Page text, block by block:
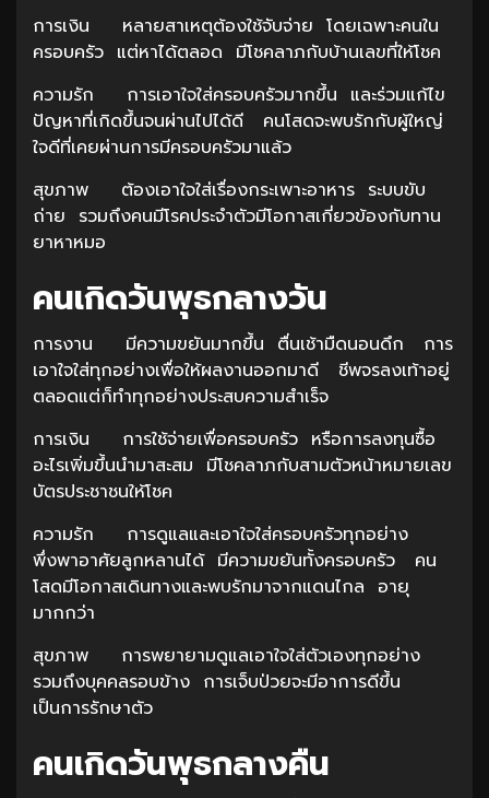
การเงิน หลายสาเหตุต้องใช้จับจ่าย โดยเฉพาะคนใน
ครอบครัว แต่หาได้ตลอด มีโชคลาภกับบ้านเลขที่ให้โชค
ความรัก การเอาใจใส่ครอบครัวมากขึ้น และร่วมแก้ไข
ปัญหาที่เกิดขึ้นจนผ่านไปได้ดี คนโสดจะพบรักกับผู้ใหญ่
ใจดีที่เคยผ่านการมีครอบครัวมาแล้ว
สุขภาพ ต้องเอาใจใส่เรื่องกระเพาะอาหาร ระบบขับ
ถ่าย รวมถึงคนมีโรคประจำตัวมีโอกาสเกี่ยวข้องกับทาน
ยาหาหมอ
คนเกิดวันพุธกลางวัน
การงาน มีความขยันมากขึ้น ตื่นเช้ามืดนอนดึก การ
เอาใจใส่ทุกอย่างเพื่อให้ผลงานออกมาดี ชีพจรลงเท้าอยู่
ตลอดแต่ก็ทำทุกอย่างประสบความสำเร็จ
การเงิน การใช้จ่ายเพื่อครอบครัว หรือการลงทุนซื้อ
อะไรเพิ่มขึ้นนำมาสะสม มีโชคลาภกับสามตัวหน้าหมายเลข
บัตรประชาชนให้โชค
ความรัก การดูแลและเอาใจใส่ครอบครัวทุกอย่าง
พึ่งพาอาศัยลูกหลานได้ มีความขยันทั้งครอบครัว คน
โสดมีโอกาสเดินทางและพบรักมาจากแดนไกล อายุ
มากกว่า
สุขภาพ การพยายามดูแลเอาใจใส่ตัวเองทุกอย่าง
รวมถึงบุคคลรอบข้าง การเจ็บป่วยจะมีอาการดีขึ้น
เป็นการรักษาตัว
คนเกิดวันพุธกลางคืน